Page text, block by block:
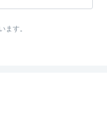
す。